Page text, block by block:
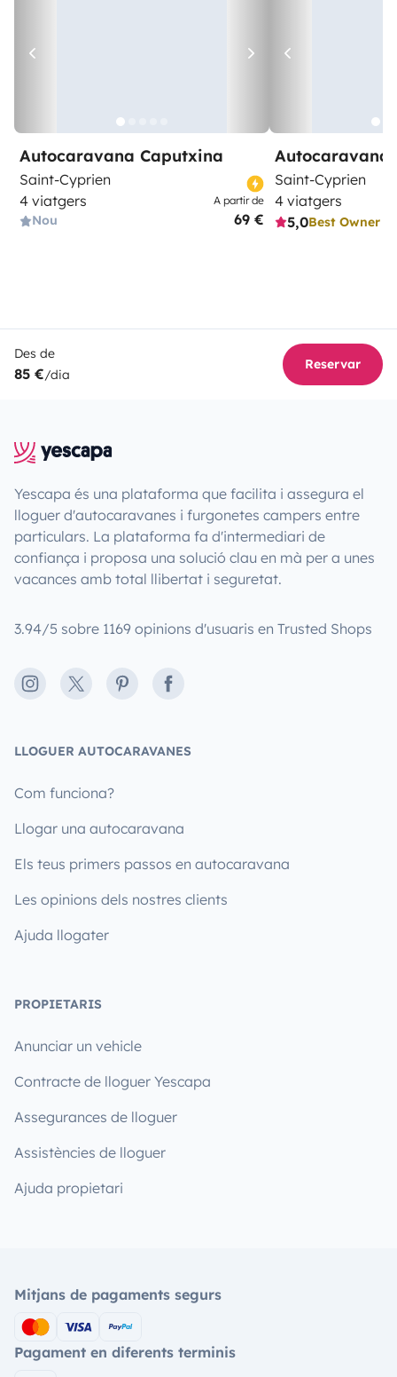
Autocaravana Caputxina
Saint-Cyprien
4 viatgers
Nou
A partir de
69 €
Autocaravana
Saint-Cyprien
4 viatgers
5,0Best Owner
Des de
85 €/dia
Reservar
Yescapa és una plataforma que facilita i assegura el
lloguer d'autocaravanes i furgonetes campers entre
particulars. La plataforma fa d'intermediari de
confiança i proposa una solució clau en mà per a unes
vacances amb total llibertat i seguretat.
3.94/5 sobre 1169 opinions d'usuaris en Trusted Shops
Instagram
X PinterestFacebook
LLOGUER AUTOCARAVANES
Com funciona?
Llogar una autocaravana
Els teus primers passos en autocaravana
Les opinions dels nostres clients
Ajuda llogater
PROPIETARIS
Anunciar un vehicle
Contracte de lloguer Yescapa
Assegurances de lloguer
Assistències de lloguer
Ajuda propietari
Mitjans de pagaments segurs
Pagament en diferents terminis